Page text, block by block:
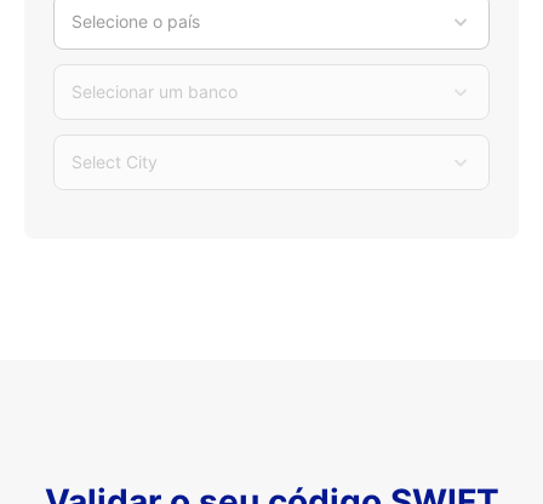
Selecione o país
Selecionar um banco
Select City